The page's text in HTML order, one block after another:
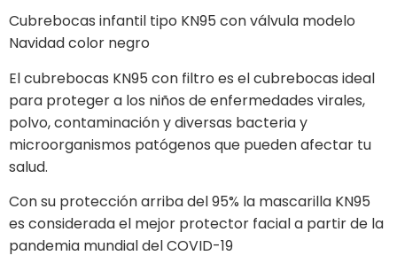
Cubrebocas infantil tipo KN95 con válvula modelo
Navidad color negro
El cubrebocas KN95 con filtro es el cubrebocas ideal
para proteger a los niños de enfermedades virales,
polvo, contaminación y diversas bacteria y
microorganismos patógenos que pueden afectar tu
salud.
Con su protección arriba del 95% la mascarilla KN95
es considerada el mejor protector facial a partir de la
pandemia mundial del COVID-19